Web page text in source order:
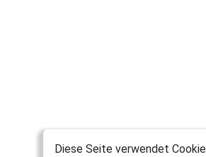
Diese Seite verwendet